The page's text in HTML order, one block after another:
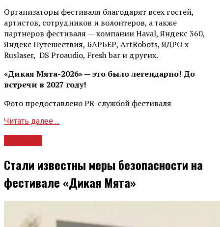
Организаторы фестиваля благодарят всех гостей,
артистов, сотрудников и волонтеров, а также
партнеров фестиваля — компании Haval, Яндекс 360,
Яндекс Путешествия, БАРЬЕР, ArtRobots, ЯДРО х
Ruslaser, DS Proaudio, Fresh bar и других.
«Дикая Мята-2026» — это было легендарно! До
встречи в 2027 году!
Фото предоставлено PR-службой фестиваля
Читать далее ...
Стали известны меры безопасности на
фестивале «Дикая Мята»